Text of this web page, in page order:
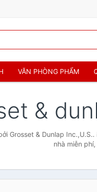
VĂN PHÒNG PHẨM
&
Grosset & Dunlap
nhà miễn